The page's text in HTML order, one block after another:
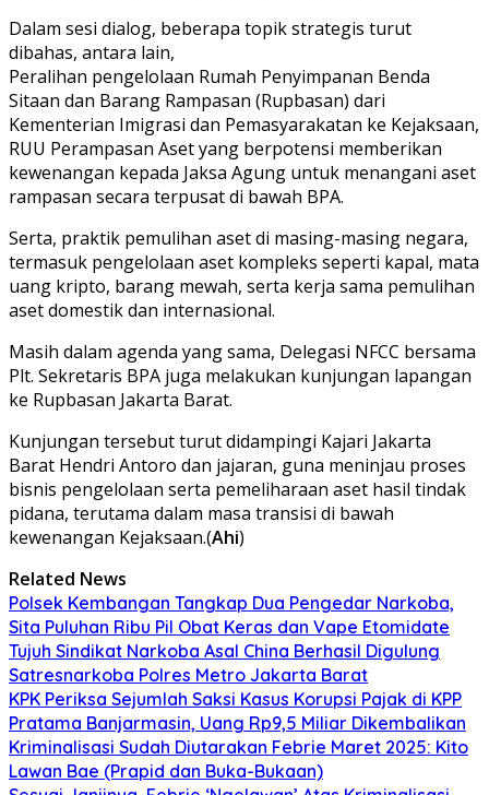
Dalam sesi dialog, beberapa topik strategis turut
dibahas, antara lain,
Peralihan pengelolaan Rumah Penyimpanan Benda
Sitaan dan Barang Rampasan (Rupbasan) dari
Kementerian Imigrasi dan Pemasyarakatan ke Kejaksaan,
RUU Perampasan Aset yang berpotensi memberikan
kewenangan kepada Jaksa Agung untuk menangani aset
rampasan secara terpusat di bawah BPA.
Serta, praktik pemulihan aset di masing-masing negara,
termasuk pengelolaan aset kompleks seperti kapal, mata
uang kripto, barang mewah, serta kerja sama pemulihan
aset domestik dan internasional.
Masih dalam agenda yang sama, Delegasi NFCC bersama
Plt. Sekretaris BPA juga melakukan kunjungan lapangan
ke Rupbasan Jakarta Barat.
Kunjungan tersebut turut didampingi Kajari Jakarta
Barat Hendri Antoro dan jajaran, guna meninjau proses
bisnis pengelolaan serta pemeliharaan aset hasil tindak
pidana, terutama dalam masa transisi di bawah
kewenangan Kejaksaan.(Ahi)
Related News
Polsek Kembangan Tangkap Dua Pengedar Narkoba,
Sita Puluhan Ribu Pil Obat Keras dan Vape Etomidate
Tujuh Sindikat Narkoba Asal China Berhasil Digulung
Satresnarkoba Polres Metro Jakarta Barat
KPK Periksa Sejumlah Saksi Kasus Korupsi Pajak di KPP
Pratama Banjarmasin, Uang Rp9,5 Miliar Dikembalikan
Kriminalisasi Sudah Diutarakan Febrie Maret 2025: Kito
Lawan Bae (Prapid dan Buka-Bukaan)